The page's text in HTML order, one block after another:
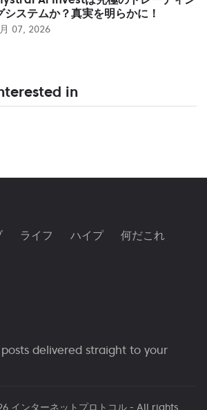
システムか？真実を明らかに！
07, 2026
in
ライフ ハイプ 何だこれ
delivered straight to your
インターネットプロトコル- All rights